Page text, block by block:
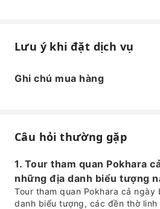
Lưu ý khi đặt dịch vụ
Ghi chú mua hàng
Câu hỏi thường gặp
1. Tour tham quan Pokhara
những địa danh biểu tượng
Tour tham quan Pokhara cả ngày
danh biểu tượng, các đền thờ